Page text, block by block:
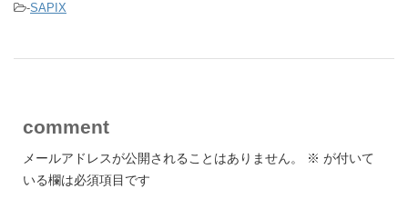
-SAPIX
comment
メールアドレスが公開されることはありません。 ※ が付いて
いる欄は必須項目です